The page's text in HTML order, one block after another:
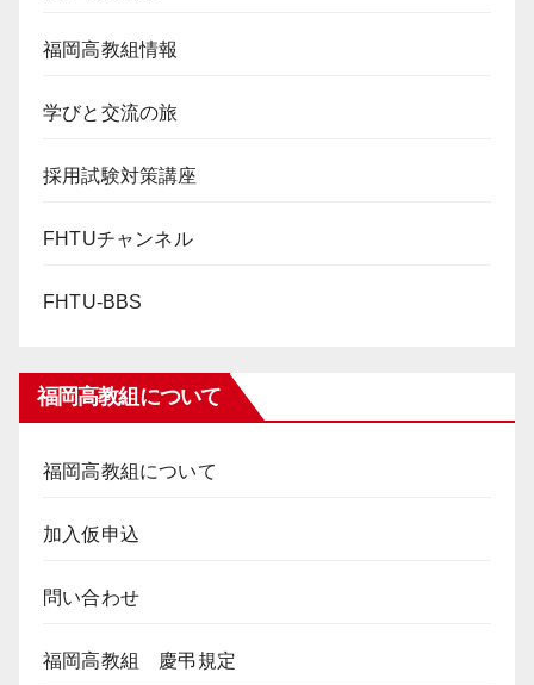
福岡高教組情報
学びと交流の旅
採用試験対策講座
FHTUチャンネル
FHTU-BBS
福岡高教組について
福岡高教組について
加入仮申込
問い合わせ
福岡高教組 慶弔規定